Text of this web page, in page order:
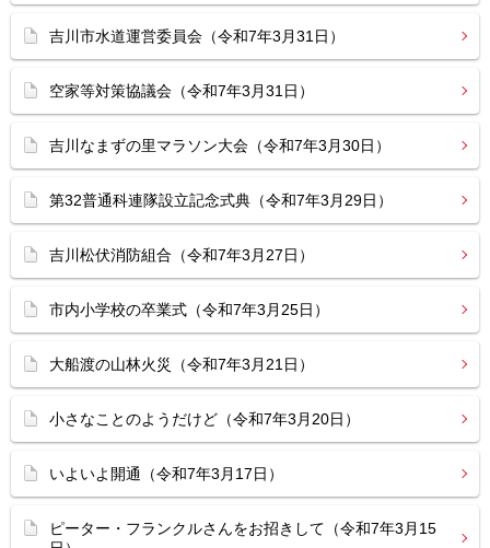
吉川市水道運営委員会（令和7年3月31日）
空家等対策協議会（令和7年3月31日）
吉川なまずの里マラソン大会（令和7年3月30日）
第32普通科連隊設立記念式典（令和7年3月29日）
吉川松伏消防組合（令和7年3月27日）
市内小学校の卒業式（令和7年3月25日）
大船渡の山林火災（令和7年3月21日）
小さなことのようだけど（令和7年3月20日）
いよいよ開通（令和7年3月17日）
ピーター・フランクルさんをお招きして（令和7年3月15